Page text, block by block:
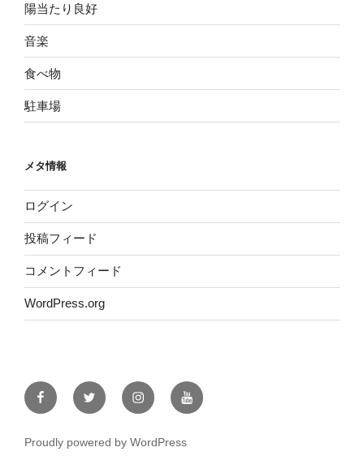
陽当たり良好
音楽
食べ物
駐車場
メタ情報
ログイン
投稿フィード
コメントフィード
WordPress.org
FacebookTwitter InstagramYouTube
Proudly powered by WordPress